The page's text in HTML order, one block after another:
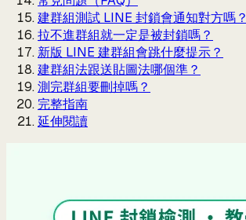
建群組測試 LINE 封鎖會通知對方嗎？
拉不進群組就一定是被封鎖嗎？
新版 LINE 建群組會跳什麼提示？
建群組法跟送貼圖法哪個準？
測完群組要刪掉嗎？
完整指南
延伸閱讀